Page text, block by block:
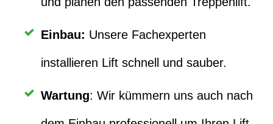
Einbau: Unsere Fachexperten
installieren Lift schnell und sauber.
Wartung: Wir kümmern uns auch nach